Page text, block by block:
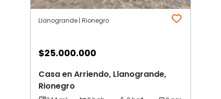
Llanogrande | Rionegro
$25.000.000
Casa en Arriendo, Llanogrande,
Rionegro